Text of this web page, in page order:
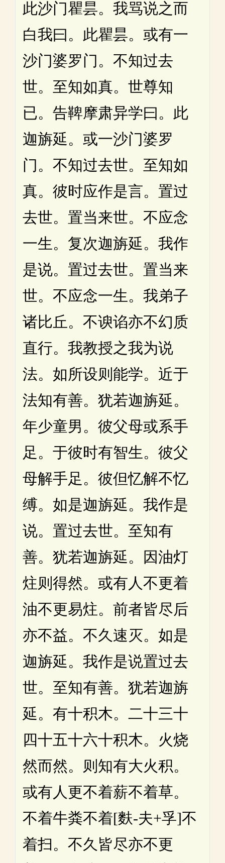
此沙门瞿昙。我骂说之而
白我曰。此瞿昙。或有一
沙门婆罗门。不知过去
世。至知如真。世尊知
已。告鞞摩肃异学曰。此
迦旃延。或一沙门婆罗
门。不知过去世。至知如
真。彼时应作是言。置过
去世。置当来世。不应念
一生。复次迦旃延。我作
是说。置过去世。置当来
世。不应念一生。我弟子
诸比丘。不谀谄亦不幻质
直行。我教授之我为说
法。如所设则能学。近于
法知有善。犹若迦旃延。
年少童男。彼父母或系手
足。于彼时有智生。彼父
母解手足。彼但忆解不忆
缚。如是迦旃延。我作是
说。置过去世。至知有
善。犹若迦旃延。因油灯
炷则得然。或有人不更着
油不更易炷。前者皆尽后
亦不益。不久速灭。如是
迦旃延。我作是说置过去
世。至知有善。犹若迦旃
延。有十积木。二十三十
四十五十六十积木。火烧
然而然。则知有大火积。
或有人更不着薪不着草。
不着牛粪不着[麩-夫+孚]不
着扫。不久皆尽亦不更